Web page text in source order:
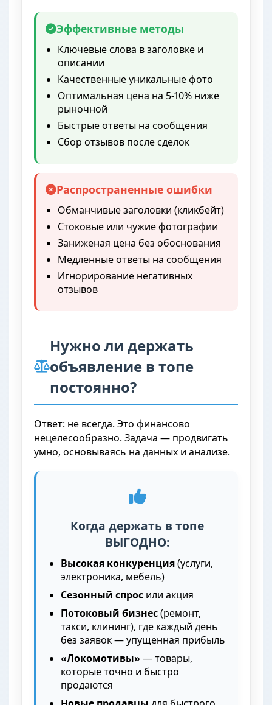
Эффективные методы
Ключевые слова в заголовке и
описании
Качественные уникальные фото
Оптимальная цена на 5-10% ниже
рыночной
Быстрые ответы на сообщения
Сбор отзывов после сделок
Распространенные ошибки
Обманчивые заголовки (кликбейт)
Стоковые или чужие фотографии
Заниженая цена без обоснования
Медленные ответы на сообщения
Игнорирование негативных
отзывов
Нужно ли держать
объявление в топе
постоянно?
Ответ: не всегда. Это финансово
нецелесообразно. Задача — продвигать
умно, основываясь на данных и анализе.
Когда держать в топе
ВЫГОДНО:
Высокая конкуренция(услуги,
электроника, мебель)
Сезонный спрос или акция
Потоковый бизнес(ремонт,
такси, клининг), где каждый день
без заявок — упущенная прибыль
«Локомотивы»— товары,
которые точно и быстро
продаются